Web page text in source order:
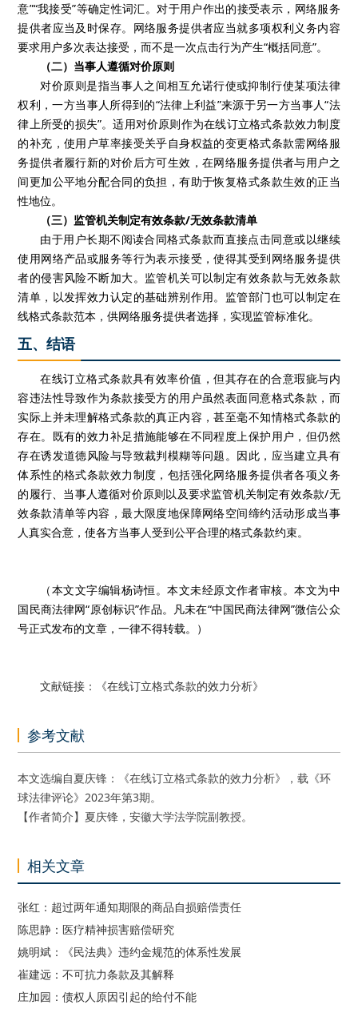
意”“我接受”等确定性词汇。对于用户作出的接受表示，网络服务
提供者应当及时保存。网络服务提供者应当就多项权利义务内容
要求用户多次表达接受，而不是一次点击行为产生“概括同意”。
（二）当事人遵循对价原则
对价原则是指当事人之间相互允诺行使或抑制行使某项法律
权利，一方当事人所得到的“法律上利益”来源于另一方当事人“法
律上所受的损失”。适用对价原则作为在线订立格式条款效力制度
的补充，使用户草率接受关乎自身权益的变更格式条款需网络服
务提供者履行新的对价后方可生效，在网络服务提供者与用户之
间更加公平地分配合同的负担，有助于恢复格式条款生效的正当
性地位。
（三）监管机关制定有效条款/无效条款清单
由于用户长期不阅读合同格式条款而直接点击同意或以继续
使用网络产品或服务等行为表示接受，使得其受到网络服务提供
者的侵害风险不断加大。监管机关可以制定有效条款与无效条款
清单，以发挥效力认定的基础辨别作用。监管部门也可以制定在
线格式条款范本，供网络服务提供者选择，实现监管标准化。
五、结语
在线订立格式条款具有效率价值，但其存在的合意瑕疵与内
容违法性导致作为条款接受方的用户虽然表面同意格式条款，而
实际上并未理解格式条款的真正内容，甚至毫不知情格式条款的
存在。既有的效力补足措施能够在不同程度上保护用户，但仍然
存在诱发道德风险与导致裁判模糊等问题。因此，应当建立具有
体系性的格式条款效力制度，包括强化网络服务提供者各项义务
的履行、当事人遵循对价原则以及要求监管机关制定有效条款/无
效条款清单等内容，最大限度地保障网络空间缔约活动形成当事
人真实合意，使各方当事人受到公平合理的格式条款约束。
（本文文字编辑杨诗恒。本文未经原文作者审核。本文为中
国民商法律网“原创标识”作品。凡未在“中国民商法律网”微信公众
号正式发布的文章，一律不得转载。 ）
文献链接 ：《在线订立格式条款的效力分析》
参考文献
本文选编自夏庆锋：《在线订立格式条款的效力分析》，载《环
球法律评论》2023年第3期。
【作者简介】夏庆锋，安徽大学法学院副教授。
相关文章
张红：超过两年通知期限的商品自损赔偿责任
陈思静：医疗精神损害赔偿研究
姚明斌：《民法典》违约金规范的体系性发展
崔建远：不可抗力条款及其解释
庄加园：债权人原因引起的给付不能